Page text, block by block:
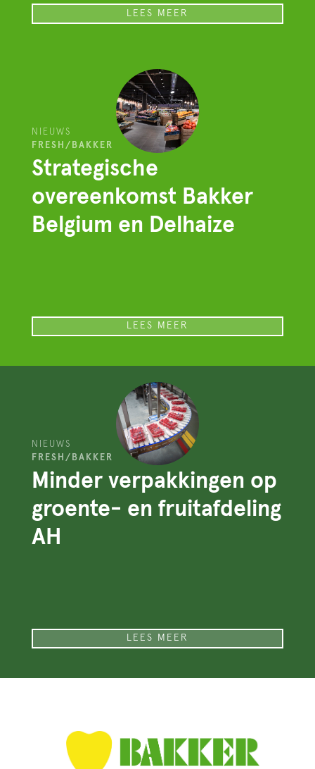
LEES MEER
NIEUWS
FRESH/BAKKER
Strategische
overeenkomst Bakker
Belgium en Delhaize
LEES MEER
NIEUWS
FRESH/BAKKER
Minder verpakkingen op
groente- en fruitafdeling
AH
LEES MEER